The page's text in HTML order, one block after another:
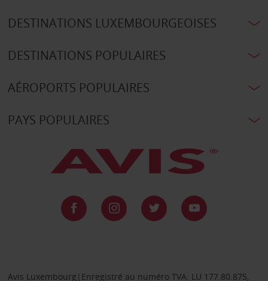
DESTINATIONS LUXEMBOURGEOISES
DESTINATIONS POPULAIRES
AÉROPORTS POPULAIRES
PAYS POPULAIRES
Avis Luxembourg|Enregistré au numéro TVA: LU 177.80.875,